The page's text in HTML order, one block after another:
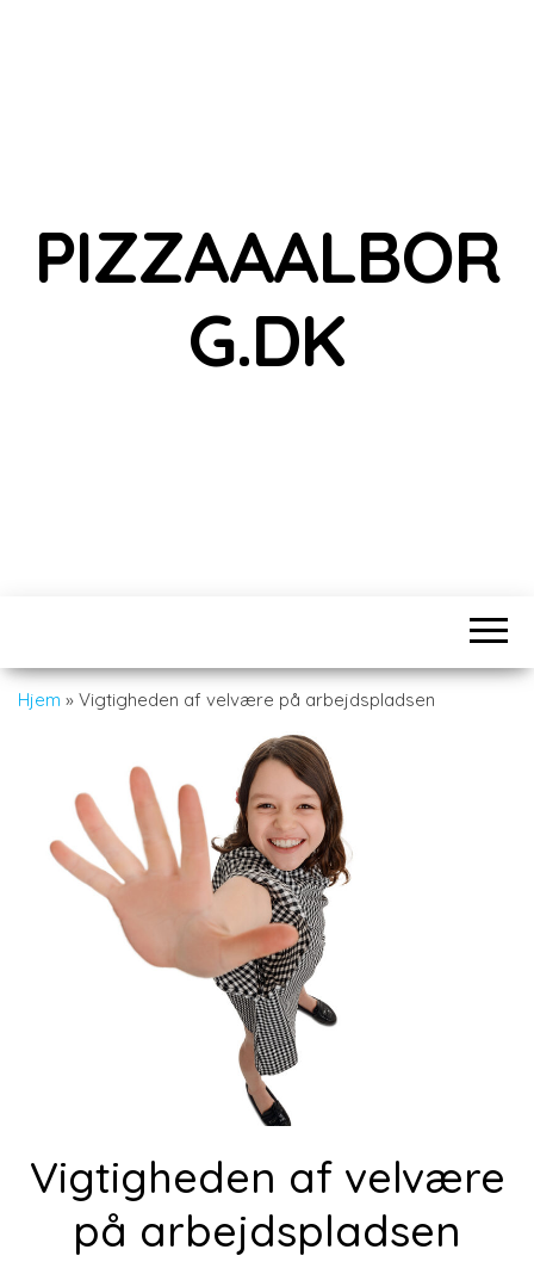
PIZZAAALBOR
G.DK
Hjem » Vigtigheden af velvære på arbejdspladsen
Vigtigheden af velvære
på arbejdspladsen